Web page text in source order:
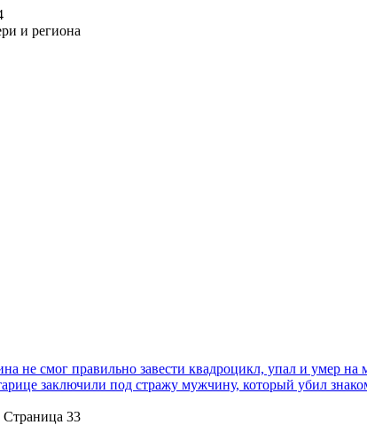
и региона
не смог правильно завести квадроцикл, упал и умер на
заключили под стражу мужчину, который убил
Страница 33